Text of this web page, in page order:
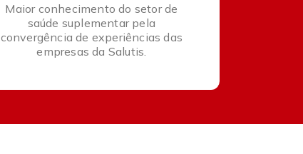
Maior conhecimento do setor de
saúde suplementar pela
convergência de experiências das
empresas da Salutis.